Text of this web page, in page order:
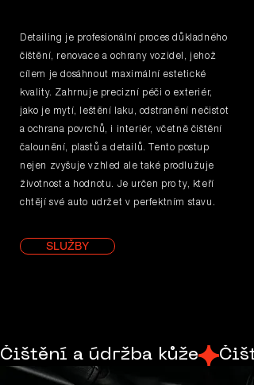
Detailing je profesionální proces důkladného
čištění, renovace a ochrany vozidel, jehož
cílem je dosáhnout maximální estetické
kvality. Zahrnuje precizní péči o exteriér,
jako je mytí, leštění laku, odstranění nečistot
a ochrana povrchů, i interiér, včetně čištění
čalounění, plastů a detailů. Tento postup
nejen zvyšuje vzhled ale také prodlužuje
životnost a hodnotu. Je určen pro ty, kteří
chtějí své auto udržet v perfektním stavu.
SLUŽBY
Čištění a údržba kůže